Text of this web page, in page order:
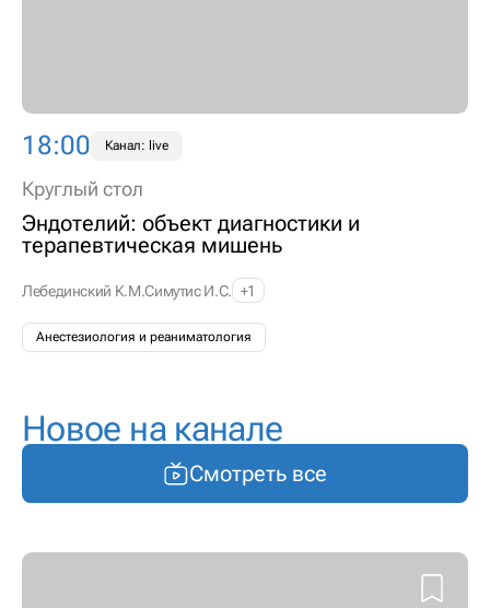
18:00 Канал: live
Круглый стол
Эндотелий: объект диагностики и
терапевтическая мишень
Лебединский К.М.Симутис И.С. +1
Анестезиология и реаниматология
Новое на канале
Смотреть все